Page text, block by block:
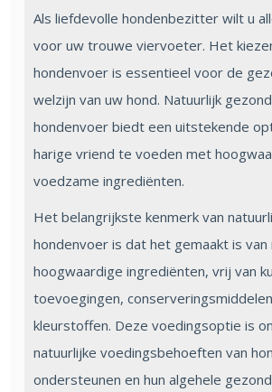
Als liefdevolle hondenbezitter wilt u
voor uw trouwe viervoeter. Het
hondenvoer is essentieel voor de
welzijn van uw hond. Natuurlijk
hondenvoer biedt een uitstekende
harige vriend te voeden met
voedzame ingrediënten.
Het belangrijkste kenmerk van
hondenvoer is dat het gemaakt is van
hoogwaardige ingrediënten, vrij van
toevoegingen,
kleurstoffen. Deze voedingsoptie is
natuurlijke voedingsbehoeften van
ondersteunen en hun algehele